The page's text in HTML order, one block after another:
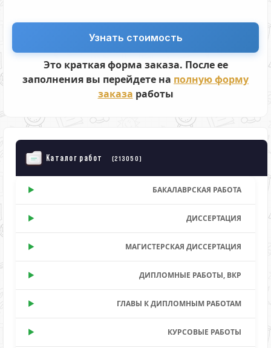
Это краткая форма заказа. После ее
заполнения вы перейдете на полную форму
заказа работы
Каталог работ (213050)
БАКАЛАВРСКАЯ РАБОТА
ДИССЕРТАЦИЯ
МАГИСТЕРСКАЯ ДИССЕРТАЦИЯ
ДИПЛОМНЫЕ РАБОТЫ, ВКР
ГЛАВЫ К ДИПЛОМНЫМ РАБОТАМ
КУРСОВЫЕ РАБОТЫ